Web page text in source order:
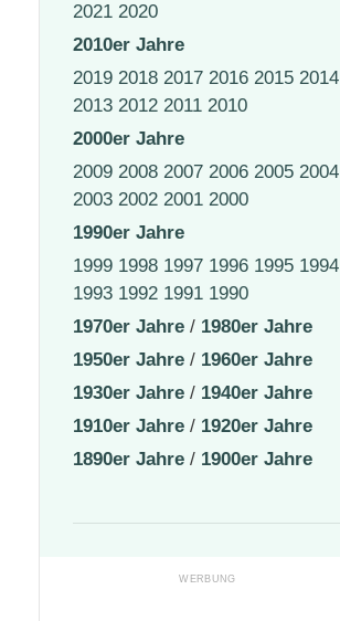
2021 2020
2010er Jahre
2019 2018 2017 2016 2015 2014
2013 2012 2011 2010
2000er Jahre
2009 2008 2007 2006 2005 2004
2003 2002 2001 2000
1990er Jahre
1999 1998 1997 1996 1995 1994
1993 1992 1991 1990
1970er Jahre / 1980er Jahre
1950er Jahre / 1960er Jahre
1930er Jahre / 1940er Jahre
1910er Jahre / 1920er Jahre
1890er Jahre / 1900er Jahre